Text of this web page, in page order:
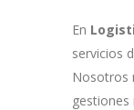
En
servicios
Nosotros
gestiones